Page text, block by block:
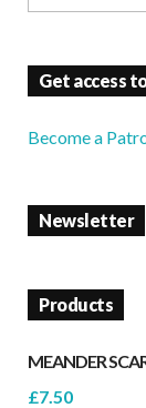
Get access
Become a
Newsletter
Products
MEANDER
£7.50